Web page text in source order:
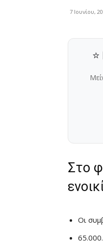
7 Ιουνίου,
Στο
Οι